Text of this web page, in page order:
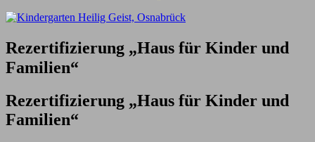
Rezertifizierung „Haus für Kinder und
Familien“
Rezertifizierung „Haus für Kinder und
Familien“